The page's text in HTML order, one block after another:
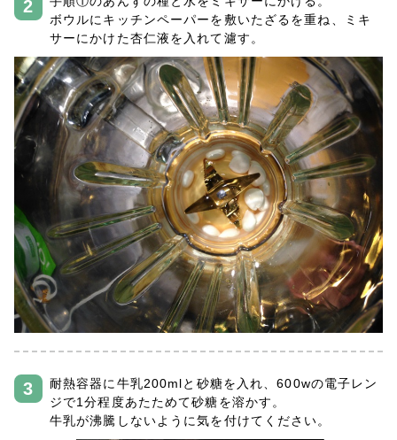
ボウルにキッチンペーパーを敷いたざるを重ね、ミキ
サーにかけた杏仁液を入れて濾す。
耐熱容器に牛乳200mlと砂糖を入れ、600wの電子レン
ジで1分程度あたためて砂糖を溶かす。
牛乳が沸騰しないように気を付けてください。